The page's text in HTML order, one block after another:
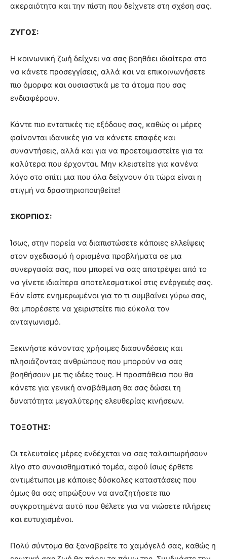
ακεραιότητα και την πίστη που δείχνετε στη σχέση σας.
ΖΥΓΟΣ:
Η κοινωνική ζωή δείχνει να σας βοηθάει ιδιαίτερα στο
να κάνετε προσεγγίσεις, αλλά και να επικοινωνήσετε
πιο όμορφα και ουσιαστικά με τα άτομα που σας
ενδιαφέρουν.
Κάντε πιο εντατικές τις εξόδους σας, καθώς οι μέρες
φαίνονται ιδανικές για να κάνετε επαφές και
συναντήσεις, αλλά και για να προετοιμαστείτε για τα
καλύτερα που έρχονται. Μην κλειστείτε για κανένα
λόγο στο σπίτι μια που όλα δείχνουν ότι τώρα είναι η
στιγμή να δραστηριοποιηθείτε!
ΣΚΟΡΠΙΟΣ:
Ίσως, στην πορεία να διαπιστώσετε κάποιες ελλείψεις
στον σχεδιασμό ή ορισμένα προβλήματα σε μια
συνεργασία σας, που μπορεί να σας αποτρέψει από το
να γίνετε ιδιαίτερα αποτελεσματικοί στις ενέργειές σας.
Εάν είστε ενημερωμένοι για το τι συμβαίνει γύρω σας,
θα μπορέσετε να χειριστείτε πιο εύκολα τον
ανταγωνισμό.
Ξεκινήστε κάνοντας χρήσιμες διασυνδέσεις και
πλησιάζοντας ανθρώπους που μπορούν να σας
βοηθήσουν με τις ιδέες τους. Η προσπάθεια που θα
κάνετε για γενική αναβάθμιση θα σας δώσει τη
δυνατότητα μεγαλύτερης ελευθερίας κινήσεων.
ΤΟΞΟΤΗΣ:
Οι τελευταίες μέρες ενδέχεται να σας ταλαιπωρήσουν
λίγο στο συναισθηματικό τομέα, αφού ίσως έρθετε
αντιμέτωποι με κάποιες δύσκολες καταστάσεις που
όμως θα σας σπρώξουν να αναζητήσετε πιο
συγκροτημένα αυτό που θέλετε για να νιώσετε πλήρεις
και ευτυχισμένοι.
Πολύ σύντομα θα ξαναβρείτε το χαμόγελό σας, καθώς η